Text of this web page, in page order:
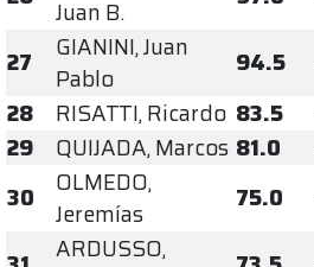
Juan B.
27
GIANINI, Juan
Pablo
94.5
28
RISATTI, Ricardo 83.5
29
QUIJADA, Marcos 81.0
30
OLMEDO,
Jeremías
75.0
ARDUSSO,